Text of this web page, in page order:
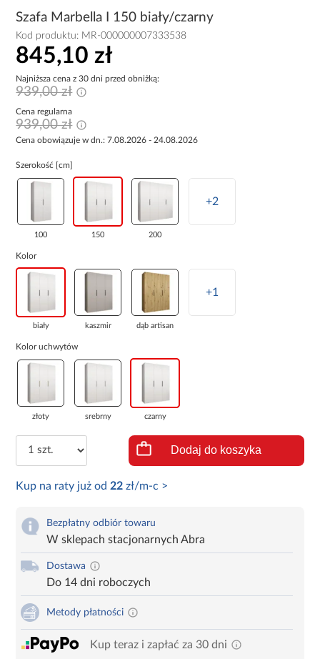
Szafa Marbella I 150 biały/czarny
Kod produktu: MR-000000007333538
845,10 zł
Najniższa cena z 30 dni przed obniżką:
939,00 zł
Cena regularna
939,00 zł
Cena obowiązuje w dn.: 7.08.2026 - 24.08.2026
Szerokość [cm]
100 150 200
+2
Kolor
biały kaszmir dąb artisan
+1
Kolor uchwytów
złoty srebrny czarny
Dodaj do koszyka
Kup na raty już od 22 zł/m-c >
Bezpłatny odbiór towaru
W sklepach stacjonarnych Abra
Dostawa
Do 14 dni roboczych
Metody płatności
Kup teraz i zapłać za 30 dni